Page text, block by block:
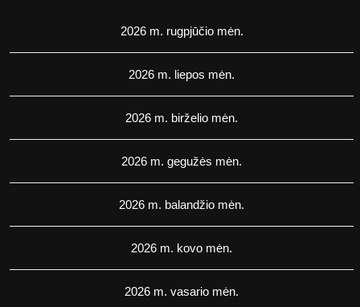
2026 m. rugpjūčio mėn.
2026 m. liepos mėn.
2026 m. birželio mėn.
2026 m. gegužės mėn.
2026 m. balandžio mėn.
2026 m. kovo mėn.
2026 m. vasario mėn.